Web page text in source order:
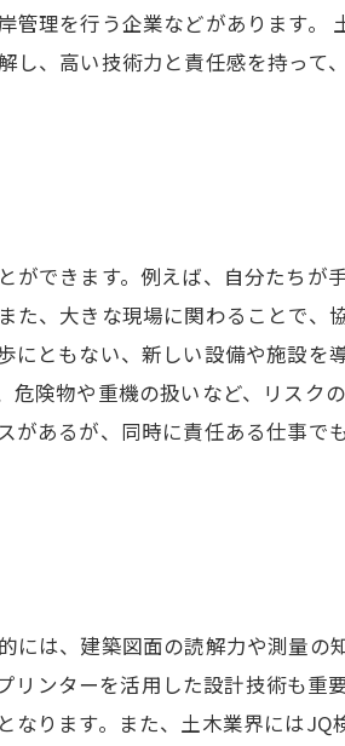
管理を行う企業などがあります。
し、高い技術力と責任感を持って
ができます。例えば、自分たちが
た、大きな現場に関わることで、
にともない、新しい設備や施設を
険物や重機の扱いなど、リスク
があるが、同時に責任ある仕事で
は、建築図面の読解力や測量の知
リンターを活用した設計技術も重
なります。また、土木業界にはJQ